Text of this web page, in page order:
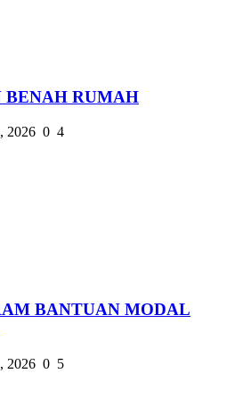
BENAH RUMAH
2026 0 4
BANTUAN MODAL
2026 0 5